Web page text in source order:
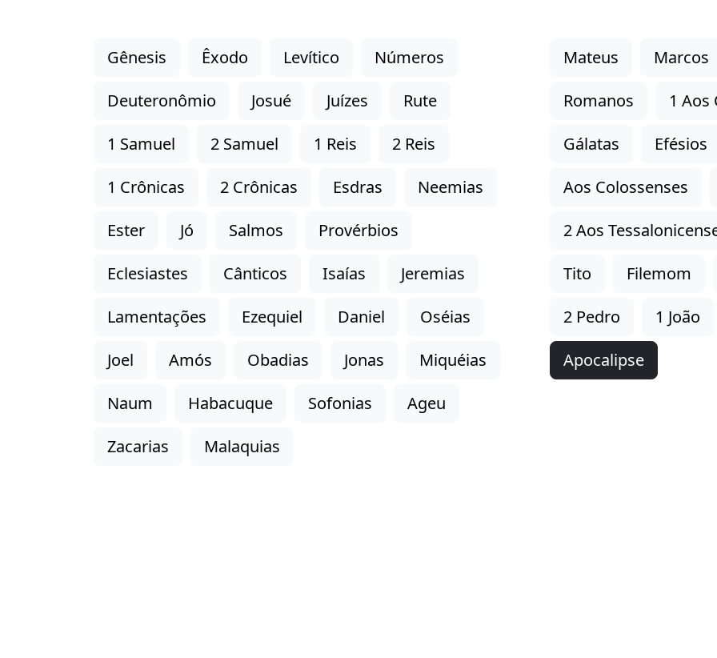
Gênesis Êxodo Levítico
Números
Deuteronômio
Josué Juízes
Rute
1 Samuel
2 Samuel 1 Reis
2 Reis
1 Crônicas
2 Crônicas Esdras
Neemias
Ester
Jó Salmos
Provérbios
Eclesiastes
Cânticos Isaías
Jeremias
Lamentações
Ezequiel Daniel
Oséias
Joel
Amós Obadias Jonas
Miquéias
Naum
Habacuque Sofonias
Ageu
Zacarias
Malaquias
Mateus Marcos
Romanos
1 Aos
Gálatas
Efésios
Aos Colossenses
2 Aos
Tito
Filemom
2 Pedro
1 João
Apocalipse